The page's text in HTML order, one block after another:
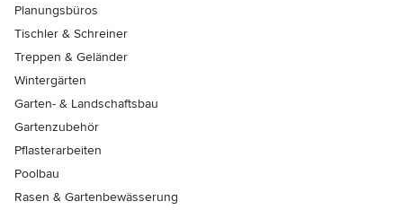
Planungsbüros
Tischler & Schreiner
Treppen & Geländer
Wintergärten
Garten- & Landschaftsbau
Gartenzubehör
Pflasterarbeiten
Poolbau
Rasen & Gartenbewässerung